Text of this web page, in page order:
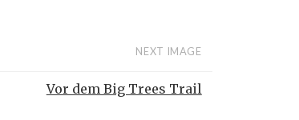
NEXT IMAGE
Vor dem Big Trees Trail